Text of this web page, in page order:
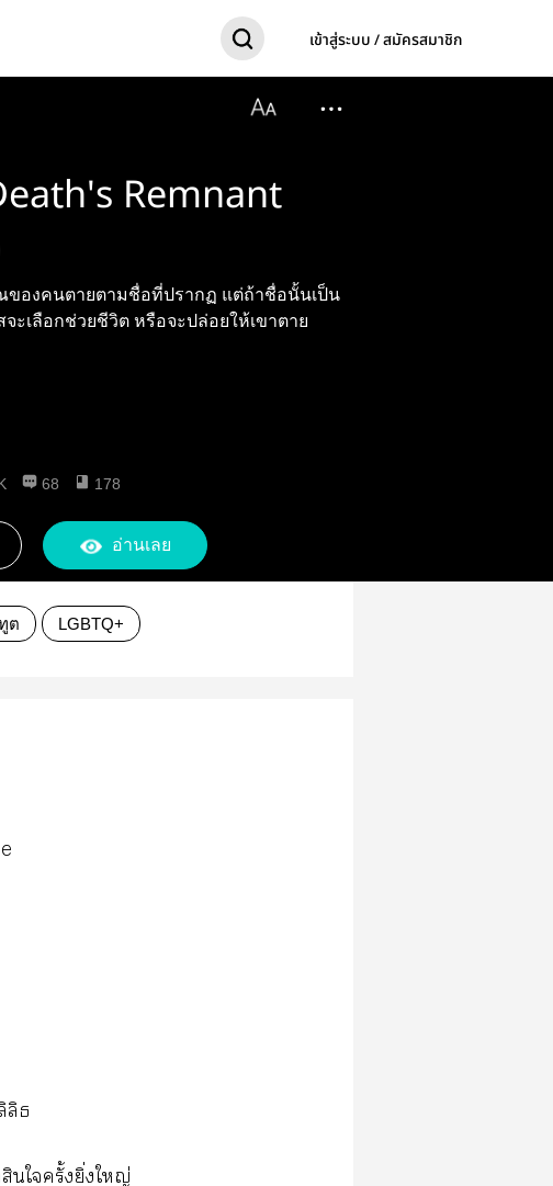
เข้าสู่ระบบ / สมัครสมาชิก
Remnant
องคนตายตามชื่อที่ปรากฏ แต่ถ้าชื่อนั้นเป็น
เลือกช่วยชีวิต หรือจะปล่อยให้เขาตาย
68 178
อ่านเลย
ต LGBTQ+
ลิธ
ใครั้งยิ่งใหญ่